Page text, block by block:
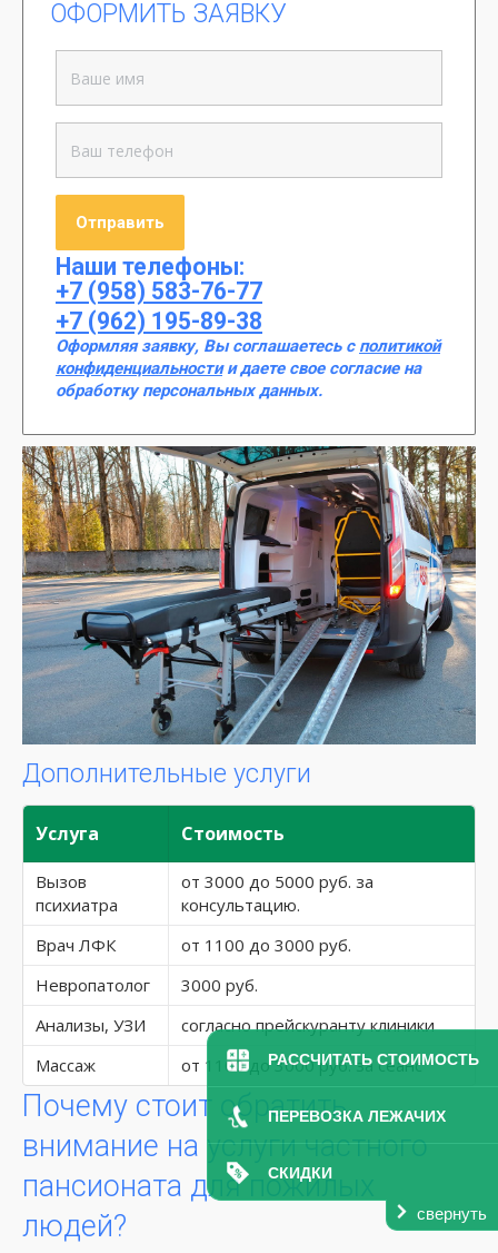
РАССЧИТАТЬ СТОИМОСТЬ
ПЕРЕВОЗКА ЛЕЖАЧИХ
СКИДКИ
свернуть
ОФОРМИТЬ ЗАЯВКУ
Наши телефоны:
+7 (958) 583-76-77
+7 (962) 195-89-38
Оформляя заявку, Вы соглашаетесь с политикой
конфиденциальностии даете свое согласие на
обработку персональных данных.
Дополнительные услуги
Услуга Стоимость
Вызов
психиатра
от 3000 до 5000 руб. за
консультацию.
Врач ЛФК
от 1100 до 3000 руб.
Невропатолог
3000 руб.
Анализы, УЗИ
согласно прейскуранту клиники
Массаж
от 1100 до 3000 руб. за сеанс
Почему стоит обратить
внимание на услуги частного
пансионата для пожилых
людей?